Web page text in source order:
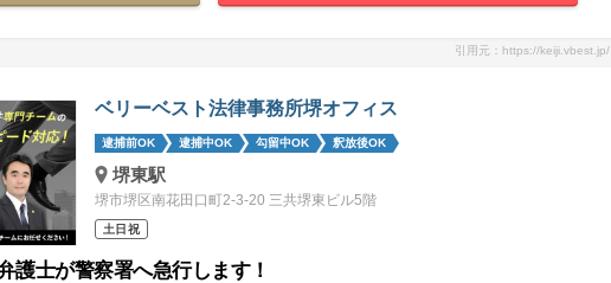
引用元：https://keiji.vbest.jp/
ベリーベスト法律事務所堺オフィス
逮捕前OK 逮捕中OK 勾留中OK 釈放後OK
堺東駅
堺市堺区南花田口町2-3-20 三共堺東ビル5階
土日祝
護士が警察署へ急行します！